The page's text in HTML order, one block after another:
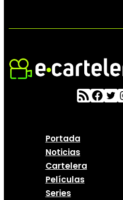
Portada
Noticias
Cartelera
Películas
Series